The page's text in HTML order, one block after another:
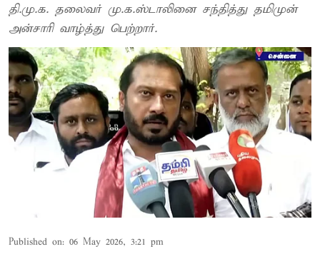
தி.மு.க. தலைவர் மு.க.ஸ்டாலினை சந்தித்து தமிமுன்
அன்சாரி வாழ்த்து பெற்றார்.
Published on: 06 May 2026, 3:21 pm